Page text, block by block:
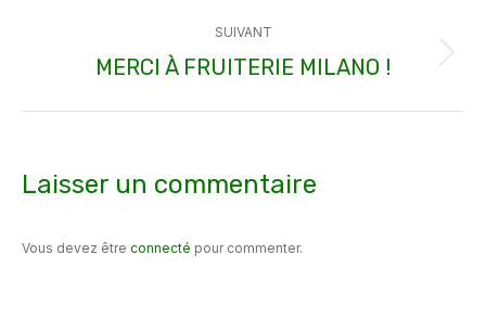
SUIVANT
Article
MERCI À FRUITERIE MILANO !
Laisser un commentaire
Vous devez être connecté pour commenter.